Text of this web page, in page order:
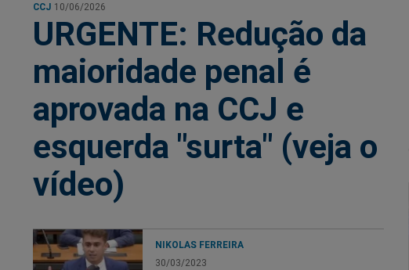
CCJ 10/06/2026
URGENTE: Redução da
maioridade penal é
aprovada na CCJ e
esquerda "surta" (veja o
vídeo)
NIKOLAS FERREIRA
30/03/2023